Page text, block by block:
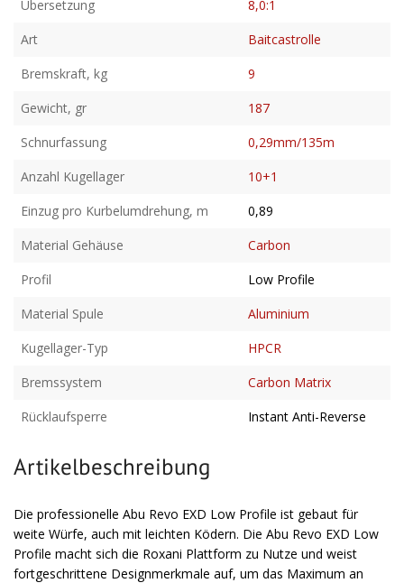
Übersetzung
8,0:1
Art
Baitcastrolle
Bremskraft, kg
9
Gewicht, gr
187
Schnurfassung
0,29mm/135m
Anzahl Kugellager
10+1
Einzug pro Kurbelumdrehung, m
0,89
Material Gehäuse
Carbon
Profil
Low Profile
Material Spule
Aluminium
Kugellager-Typ
HPCR
Bremssystem
Carbon Matrix
Rücklaufsperre
Instant Anti-Reverse
Artikelbeschreibung
Die professionelle Abu Revo EXD Low Profile ist gebaut für
weite Würfe, auch mit leichten Ködern. Die Abu Revo EXD Low
Profile macht sich die Roxani Plattform zu Nutze und weist
fortgeschrittene Designmerkmale auf, um das Maximum an